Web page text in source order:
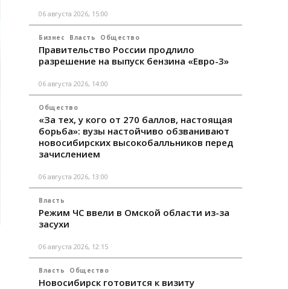
06 августа 2026, 15:00
Бизнес Власть Общество
Правительство России продлило
разрешение на выпуск бензина «Евро-3»
06 августа 2026, 14:00
Общество
«За тех, у кого от 270 баллов, настоящая
борьба»: вузы настойчиво обзванивают
новосибирских высокобалльников перед
зачислением
06 августа 2026, 13:00
Власть
Режим ЧС ввели в Омской области из-за
засухи
06 августа 2026, 12:15
Власть Общество
Новосибирск готовится к визиту